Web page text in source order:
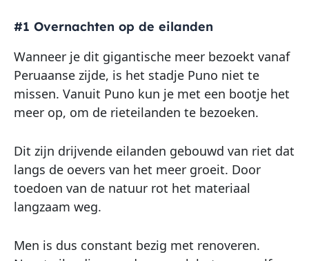
#1 Overnachten op de eilanden
Wanneer je dit gigantische meer bezoekt vanaf
Peruaanse zijde, is het stadje Puno niet te
missen. Vanuit Puno kun je met een bootje het
meer op, om de rieteilanden te bezoeken.
Dit zijn drijvende eilanden gebouwd van riet dat
langs de oevers van het meer groeit. Door
toedoen van de natuur rot het materiaal
langzaam weg.
Men is dus constant bezig met renoveren.